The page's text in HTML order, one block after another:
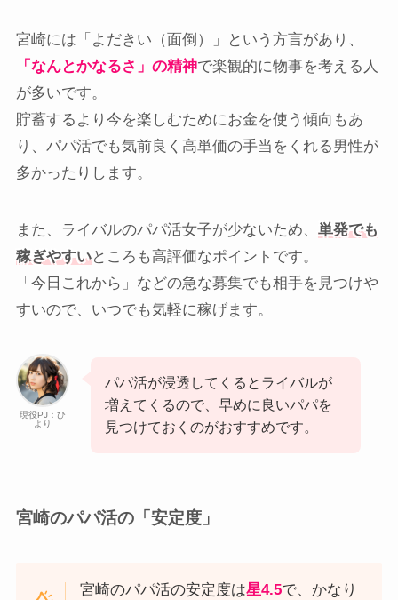
宮崎には「よだきい（面倒）」という方言があり、
「なんとかなるさ」の精神で楽観的に物事を考える人
が多いです。
貯蓄するより今を楽しむためにお金を使う傾向もあ
り、パパ活でも気前良く高単価の手当をくれる男性が
多かったりします。
また、ライバルのパパ活女子が少ないため、 単発でも
稼ぎやすいところも高評価なポイントです。
「今日これから」などの急な募集でも相手を見つけや
すいので、いつでも気軽に稼げます。
現役PJ：ひ
より
パパ活が浸透してくるとライバルが
増えてくるので、早めに良いパパを
見つけておくのがおすすめです。
宮崎のパパ活の「安定度」
宮崎のパパ活の安定度は星4.5で、かなり